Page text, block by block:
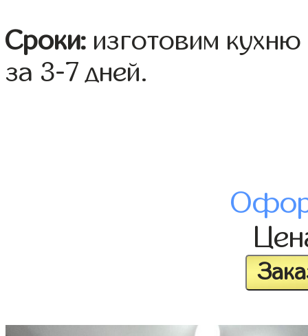
Сроки: изготовим
за 3-7 дней.